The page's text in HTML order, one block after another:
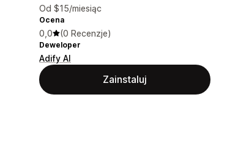
Od $15/miesiąc
Ocena
0,0 (0 Recenzje)
Deweloper
Adify AI
Zainstaluj